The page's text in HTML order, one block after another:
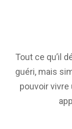
Tout ce qu’il
guéri, mais
pouvoir vivre